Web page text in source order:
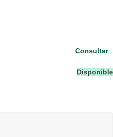
Disponible
Consultar